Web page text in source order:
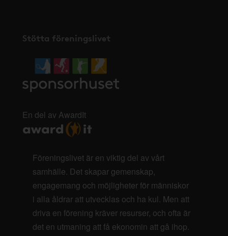
Stötta föreningslivet
En del av AwardIt
Föreningslivet är en viktig del av vårt
samhälle. Det skapar gemenskap,
engagemang och möjligheter för människor
i alla åldrar att utvecklas och ha kul. Men att
driva en förening kräver resurser, och ofta är
det en utmaning att få ekonomin att gå ihop.